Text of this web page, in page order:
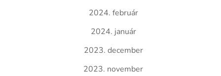
2024. február
2024. január
2023. december
2023. november